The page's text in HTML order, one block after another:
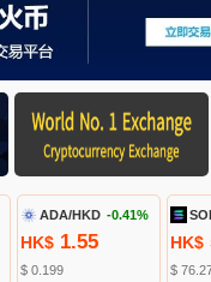
ADA/HKD -0.41%
HK$1.55
$ 0.199
HK$
$